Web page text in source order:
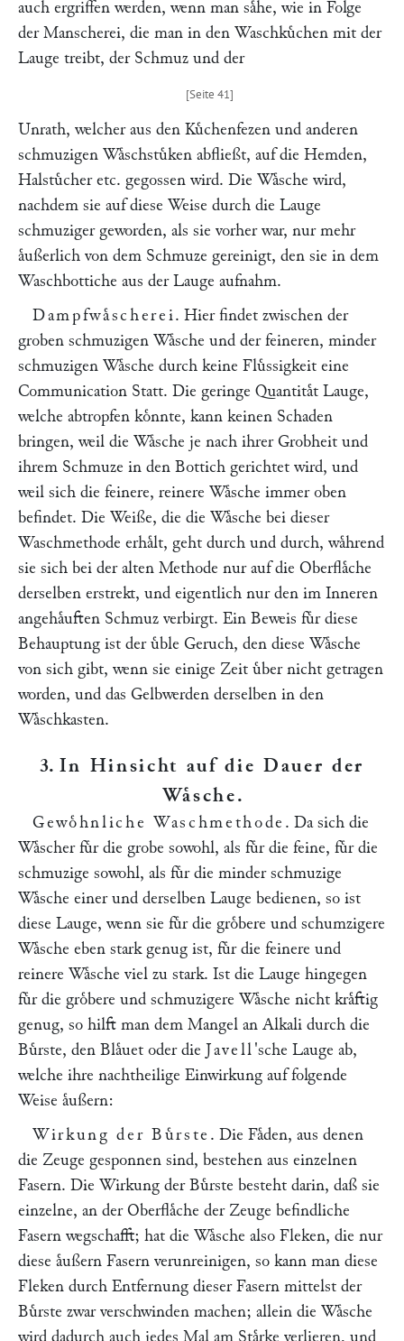
auch ergriffen werden, wenn man saͤhe, wie in Folge
der Manscherei, die man in den Waschkuͤchen mit der
Lauge treibt, der Schmuz und der
Unrath, welcher aus den Kuͤchenfezen und anderen
schmuzigen Waͤschstuͤken abfließt, auf die Hemden,
Halstuͤcher etc. gegossen wird. Die Waͤsche wird,
nachdem sie auf diese Weise durch die Lauge
schmuziger geworden, als sie vorher war, nur mehr
aͤußerlich von dem Schmuze gereinigt, den sie in dem
Waschbottiche aus der Lauge aufnahm.
Dampfwaͤscherei. Hier findet zwischen der
groben schmuzigen Waͤsche und der feineren, minder
schmuzigen Waͤsche durch keine Fluͤssigkeit eine
Communication Statt. Die geringe Quantitaͤt Lauge,
welche abtropfen koͤnnte, kann keinen Schaden
bringen, weil die Waͤsche je nach ihrer Grobheit und
ihrem Schmuze in den Bottich gerichtet wird, und
weil sich die feinere, reinere Waͤsche immer oben
befindet. Die Weiße, die die Waͤsche bei dieser
Waschmethode erhaͤlt, geht durch und durch, waͤhrend
sie sich bei der alten Methode nur auf die Oberflaͤche
derselben erstrekt, und eigentlich nur den im Inneren
angehaͤuften Schmuz verbirgt. Ein Beweis fuͤr diese
Behauptung ist der uͤble Geruch, den diese Waͤsche
von sich gibt, wenn sie einige Zeit uͤber nicht getragen
worden, und das Gelbwerden derselben in den
Waͤschkasten.
3. In Hinsicht auf die Dauer der
Waͤsche.
Gewoͤhnliche Waschmethode . Da sich die
Waͤscher fuͤr die grobe sowohl, als fuͤr die feine, fuͤr die
schmuzige sowohl, als fuͤr die minder schmuzige
Waͤsche einer und derselben Lauge bedienen, so ist
diese Lauge, wenn sie fuͤr die groͤbere und schumzigere
Waͤsche eben stark genug ist, fuͤr die feinere und
reinere Waͤsche viel zu stark. Ist die Lauge hingegen
fuͤr die groͤbere und schmuzigere Waͤsche nicht kraͤftig
genug, so hilft man dem Mangel an Alkali durch die
Buͤrste, den Blaͤuet oder die Javell 'sche Lauge ab,
welche ihre nachtheilige Einwirkung auf folgende
Weise aͤußern:
Wirkung der Buͤrste . Die Faͤden, aus denen
die Zeuge gesponnen sind, bestehen aus einzelnen
Fasern. Die Wirkung der Buͤrste besteht darin, daß sie
einzelne, an der Oberflaͤche der Zeuge befindliche
Fasern wegschafft; hat die Waͤsche also Fleken, die nur
diese aͤußern Fasern verunreinigen, so kann man diese
Fleken durch Entfernung dieser Fasern mittelst der
Buͤrste zwar verschwinden machen; allein die Waͤsche
wird dadurch auch jedes Mal am Staͤrke verlieren, und